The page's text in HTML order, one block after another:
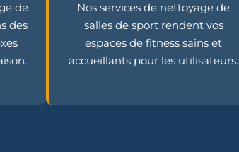
de
des
Nos services de nettoyage de
salles de sport rendent vos
espaces de fitness sains et
accueillants pour les utilisateurs.